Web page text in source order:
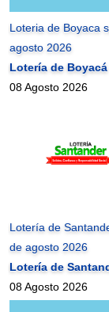
Loteria de Boyaca
agosto 2026
Lotería de Boyacá
08 Agosto 2026
Lotería de
de agosto 2026
Lotería de
08 Agosto 2026